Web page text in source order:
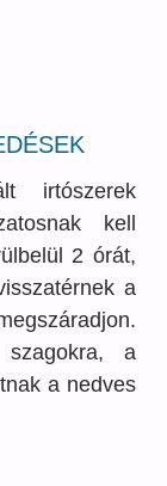
irtószerek
kell
2 órát,
a
a
a nedves